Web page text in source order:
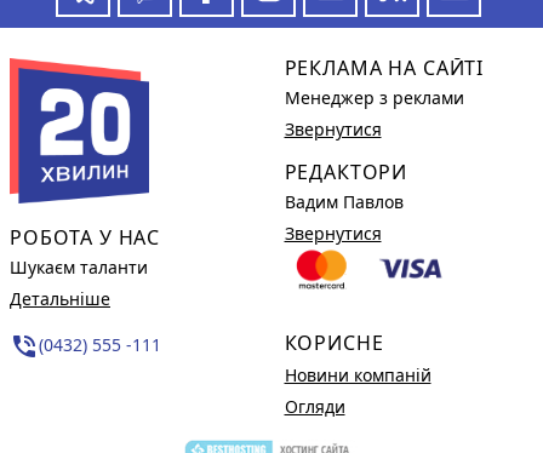
РОБОТА У НАС
Шукаєм таланти
Детальніше
phone_in_talk(0432) 555 -111
РЕКЛАМА НА САЙТІ
Менеджер з реклами
Звернутися
РЕДАКТОРИ
Вадим Павлов
Звернутися
КОРИСНЕ
Новини компаній
Огляди